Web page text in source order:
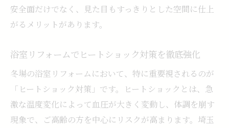
安全面だけでなく、見た目もすっきりとした空間に仕上
がるメリットがあります。
浴室リフォームでヒートショック対策を徹底強化
冬場の浴室リフォームにおいて、特に重要視されるのが
「ヒートショック対策」です。ヒートショックとは、急
激な温度変化によって血圧が大きく変動し、体調を崩す
現象で、ご高齢の方を中心にリスクが高まります。埼玉